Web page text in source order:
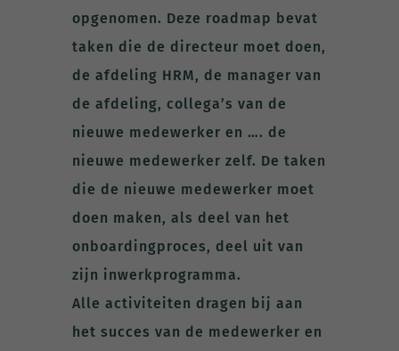
opgenomen. Deze roadmap bevat
taken die de directeur moet doen,
de afdeling HRM, de manager van
de afdeling, collega’s van de
nieuwe medewerker en …. de
nieuwe medewerker zelf. De taken
die de nieuwe medewerker moet
doen maken, als deel van het
onboardingproces, deel uit van
zijn inwerkprogramma.
Alle activiteiten dragen bij aan
het succes van de medewerker en